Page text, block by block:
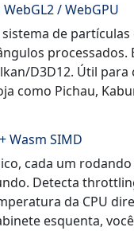
/ WebGPU
de
D3D12. Útil
como Pichau,
Wasm SIMD
cada um
Detecta
da CPU
esquenta,